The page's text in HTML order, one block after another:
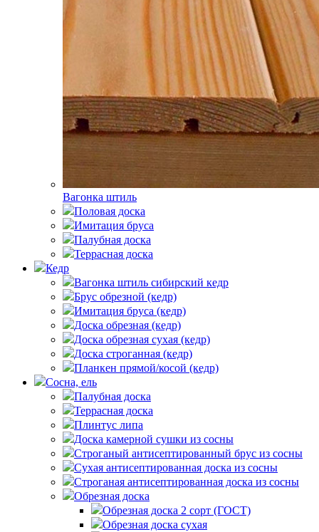
Вагонка штиль
Половая доска
Имитация бруса
Палубная доска
Террасная доска
Кедр
Вагонка штиль сибирский кедр
Брус обрезной (кедр)
Имитация бруса (кедр)
Доска обрезная (кедр)
Доска обрезная сухая (кедр)
Доска строганная (кедр)
Планкен прямой/косой (кедр)
Сосна, ель
Палубная доска
Террасная доска
Плинтус липа
Доска камерной сушки из сосны
Строганый антисептированный брус из сосны
Сухая антисептированная доска из сосны
Строганая антисептированная доска из сосны
Обрезная доска
Обрезная доска 2 сорт (ГОСТ)
Обрезная доска сухая